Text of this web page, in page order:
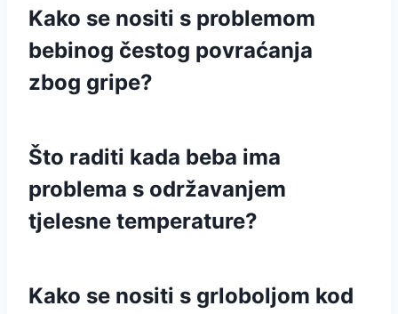
Kako se nositi s problemom
bebinog čestog povraćanja
zbog gripe?
Što raditi kada beba ima
problema s održavanjem
tjelesne temperature?
Kako se nositi s grloboljom kod